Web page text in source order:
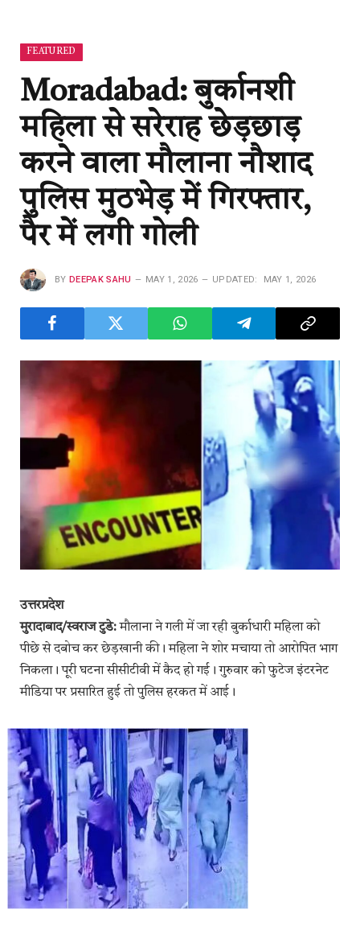
FEATURED
Moradabad: बुर्कानशी
महिला से सरेराह छेड़छाड़
करने वाला मौलाना नौशाद
पुलिस मुठभेड़ में गिरफ्तार,
पैर में लगी गोली
BY DEEPAK SAHU MAY 1, 2026 UPDATED: MAY 1, 2026
उत्तरप्रदेश
मुरादाबाद/स्वराज टुडे:मौलाना ने गली में जा रही बुर्काधारी महिला को
पीछे से दबोच कर छेड़खानी की। महिला ने शोर मचाया तो आरोपित भाग
निकला। पूरी घटना सीसीटीवी में कैद हो गई। गुरुवार को फुटेज इंटरनेट
मीडिया पर प्रसारित हुई तो पुलिस हरकत में आई।